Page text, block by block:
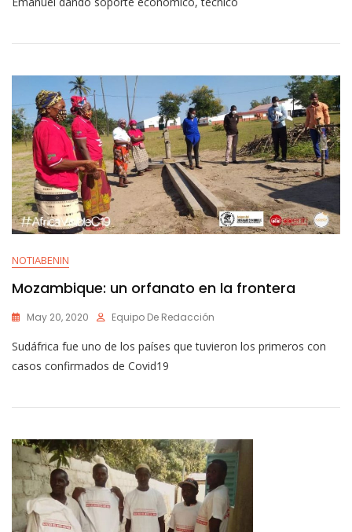
NOTIABENIN
Mozambique: un orfanato en la frontera
May 20, 2020 Equipo De Redacción
Sudáfrica fue uno de los países que tuvieron los primeros con
casos confirmados de Covid19